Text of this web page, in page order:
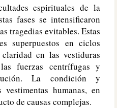
espirituales de la
fases se intensificaron
tragedias evitables. Estas
superpuestos en ciclos
en las vestiduras
fuerzas centrífugas y
La condición y
humanas, en
de causas complejas.